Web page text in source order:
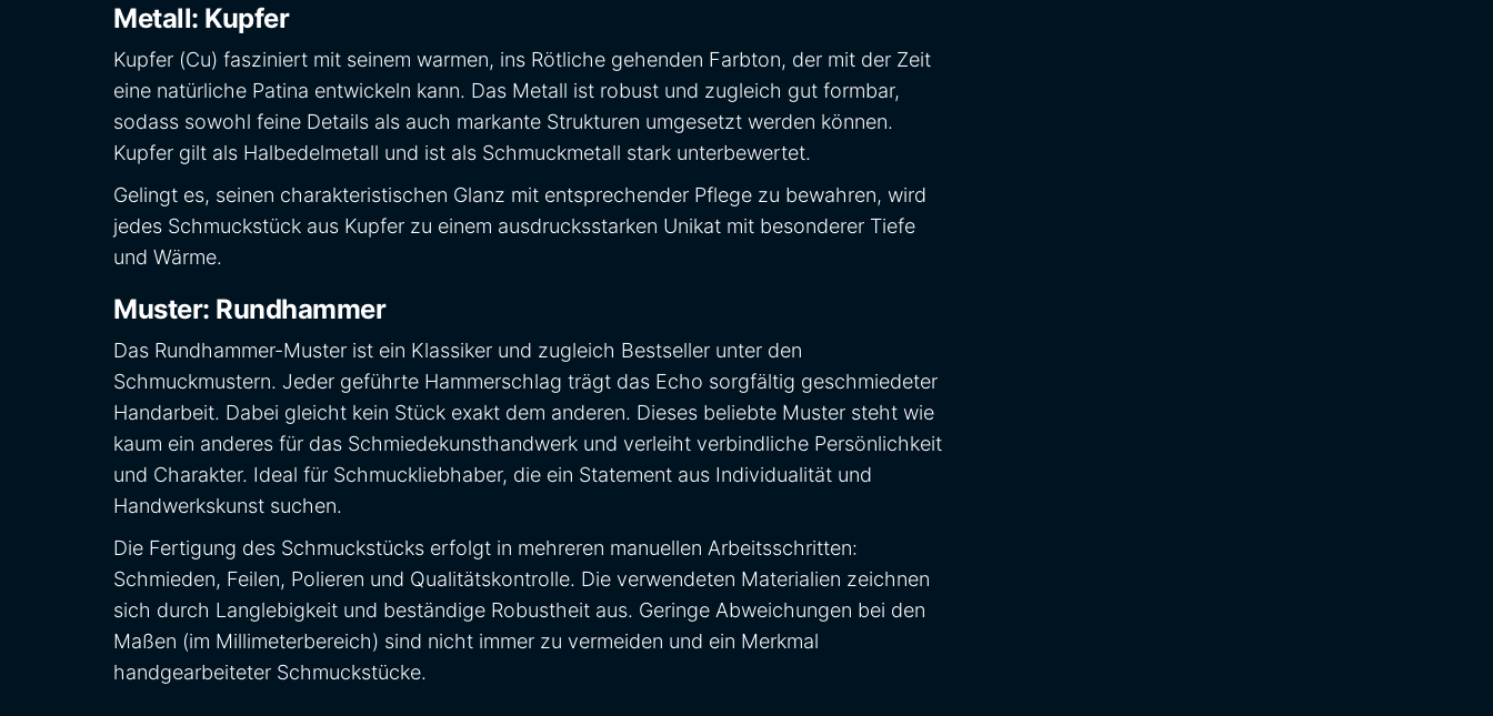
Metall: Kupfer
Kupfer (Cu) fasziniert mit seinem warmen, ins Rötliche gehenden Farbton, der mit der Zeit
eine natürliche Patina entwickeln kann. Das Metall ist robust und zugleich gut formbar,
sodass sowohl feine Details als auch markante Strukturen umgesetzt werden können.
Kupfer gilt als Halbedelmetall und ist als Schmuckmetall stark unterbewertet.
Gelingt es, seinen charakteristischen Glanz mit entsprechender Pflege zu bewahren, wird
jedes Schmuckstück aus Kupfer zu einem ausdrucksstarken Unikat mit besonderer Tiefe
und Wärme.
Muster: Rundhammer
Das Rundhammer-Muster ist ein Klassiker und zugleich Bestseller unter den
Schmuckmustern. Jeder geführte Hammerschlag trägt das Echo sorgfältig geschmiedeter
Handarbeit. Dabei gleicht kein Stück exakt dem anderen. Dieses beliebte Muster steht wie
kaum ein anderes für das Schmiedekunsthandwerk und verleiht verbindliche Persönlichkeit
und Charakter. Ideal für Schmuckliebhaber, die ein Statement aus Individualität und
Handwerkskunst suchen.
Die Fertigung des Schmuckstücks erfolgt in mehreren manuellen Arbeitsschritten:
Schmieden, Feilen, Polieren und Qualitätskontrolle. Die verwendeten Materialien zeichnen
sich durch Langlebigkeit und beständige Robustheit aus. Geringe Abweichungen bei den
Maßen (im Millimeterbereich) sind nicht immer zu vermeiden und ein Merkmal
handgearbeiteter Schmuckstücke.